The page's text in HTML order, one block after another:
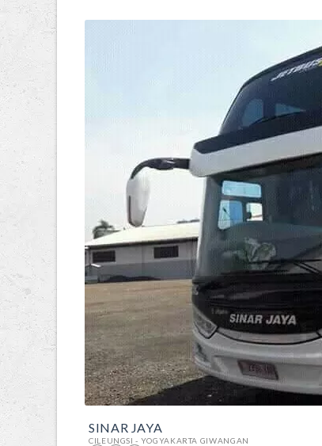
SINAR JAYA
CILEUNGSI - YOGYAKARTA GIWANGAN